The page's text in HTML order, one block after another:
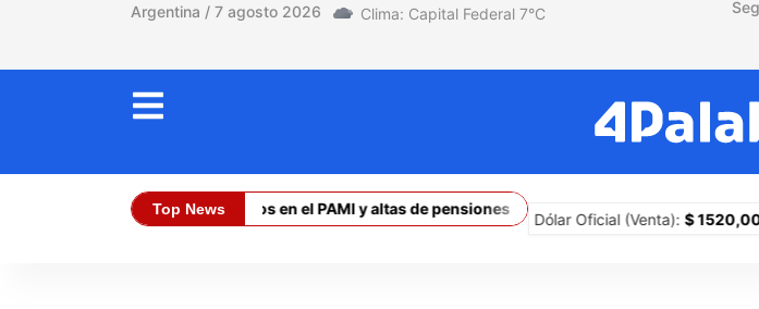
Argentina / 7 agosto 2026 7°C
Top News
Discapacidad: retrasos en el PAMI y altas de pensiones congeladas El ultraderechista
Dólar Oficial (Compra):$ 1470,00 Dólar Oficial (Venta): $ 1520,00